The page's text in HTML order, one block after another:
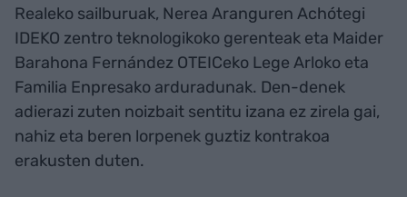
Realeko sailburuak, Nerea Aranguren Achótegi
IDEKO zentro teknologikoko gerenteak eta Maider
Barahona Fernández OTEICeko Lege Arloko eta
Familia Enpresako arduradunak. Den-denek
adierazi zuten noizbait sentitu izana ez zirela gai,
nahiz eta beren lorpenek guztiz kontrakoa
erakusten duten.